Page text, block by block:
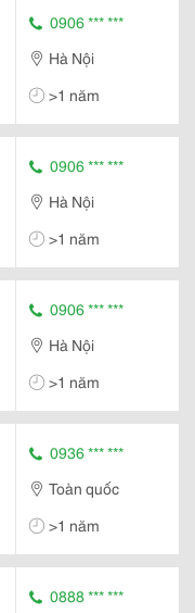
0906 *** ***
Hà Nội
>1 năm
0906 *** ***
Hà Nội
>1 năm
0906 *** ***
Hà Nội
>1 năm
0936 *** ***
Toàn quốc
>1 năm
0888 *** ***